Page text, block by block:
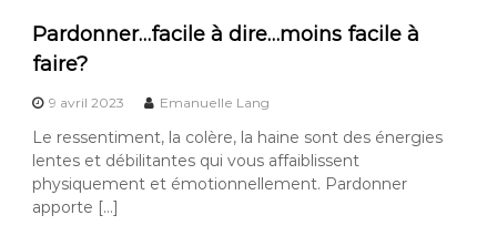
Pardonner…facile à dire…moins facile à
faire?
9 avril 2023 Emanuelle Lang
Le ressentiment, la colère, la haine sont des énergies
lentes et débilitantes qui vous affaiblissent
physiquement et émotionnellement. Pardonner
apporte […]